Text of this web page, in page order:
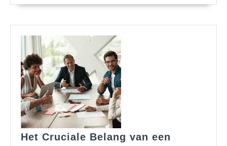
Het Cruciale Belang van een